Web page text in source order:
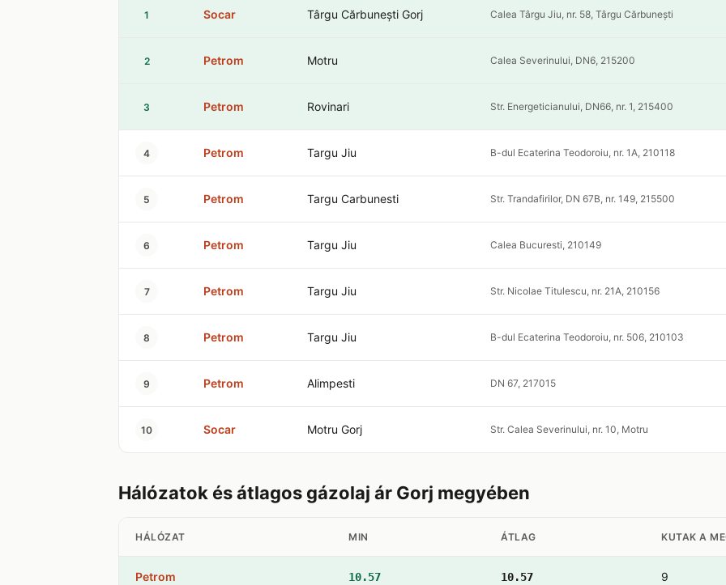
1 Socar Târgu Cărbunești Gorj Calea Târgu Jiu, nr. 58, Târgu Cărbunești
2 Petrom Motru Calea Severinului, DN6, 215200
3 Petrom Rovinari Str. Energeticianului, DN66, nr. 1, 215400
4 Petrom Targu Jiu B-dul Ecaterina Teodoroiu, nr. 1A, 210118
5 Petrom Targu Carbunesti Str. Trandafirilor, DN 67B, nr. 149, 215500
6 Petrom Targu Jiu Calea Bucuresti, 210149
7 Petrom Targu Jiu Str. Nicolae Titulescu, nr. 21A, 210156
8 Petrom Targu Jiu B-dul Ecaterina Teodoroiu, nr. 506, 210103
9 Petrom Alimpesti DN 67, 217015
10 Socar Motru Gorj Str. Calea Severinului, nr. 10, Motru
Hálózatok és átlagos gázolaj ár Gorj megyében
HÁLÓZAT MIN ÁTLAG KUTAK A
Petrom 10.57 10.57 9